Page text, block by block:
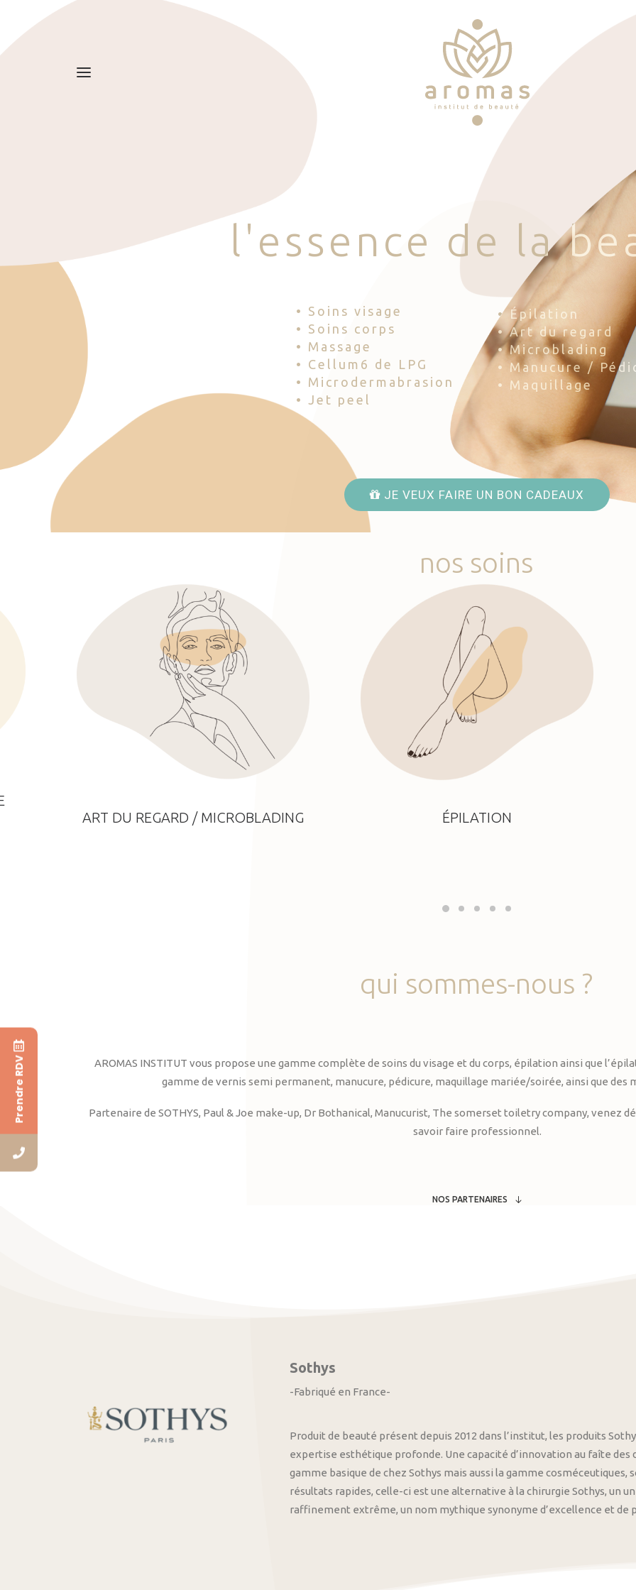
l 'esse nce d e la be
• Soins visage
• Soins corps
• Massage
• Cellum6 de LPG
• Microdermabrasion
• Jet peel
• Épilation
• Art du regard
• Microblading
• Manucure /
• Maquillage
JE VEUX FAIRE UN BON CADEAUX
nos soins
ART DU REGARD / MICROBLADING
ÉPILATION
qui sommes-nous ?
AROMAS INSTITUT vous propose une gamme complète de soins du visage et du corps, épilation ainsi que
gamme de vernis semi permanent, manucure, pédicure, maquillage mariée/soirée, ainsi que des
Partenaire de SOTHYS, Paul & Joe make-up, Dr Bothanical, Manucurist, The somerset toiletry company, venez
savoir faire professionnel.
NOS PARTENAIRES
Sothys
-Fabriqué en France-
Produit de beauté présent depuis 2012 dans l’institut, les produits
expertise esthétique profonde. Une capacité d’innovation au faîte
gamme basique de chez Sothys mais aussi la gamme
résultats rapides, celle-ci est une alternative à la chirurgie Sothys, un
raffinement extrême, un nom mythique synonyme d’excellence et de
Prendre RDV